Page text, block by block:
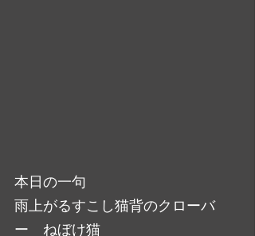
本日の一句
雨上がるすこし猫背のクローバ
ー　ねぼけ猫